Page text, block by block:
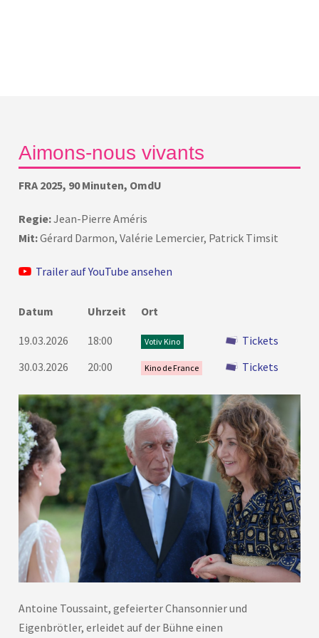
Antoine Toussaint, gefeierter Chansonnier und
Eigenbrötler, erleidet auf der Bühne einen
Aimons-nous vivants
FRA 2025, 90 Minuten, OmdU
Regie:Jean-Pierre Améris
Mit:Gérard Darmon, Valérie Lemercier, Patrick Timsit
Trailer auf YouTube ansehen
Datum Uhrzeit Ort
19.03.2026 18:00 Votiv Kino
Tickets
30.03.2026
20:00 Kino de France Tickets